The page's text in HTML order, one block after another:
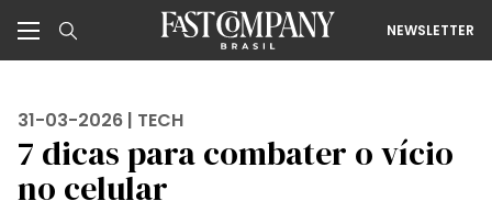
NEWSLETTER
31-03-2026 | TECH
7 dicas para combater o vício
no celular